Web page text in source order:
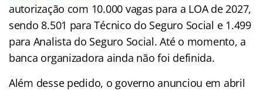
autorização com 10.000 vagas para a LOA de 2027,
sendo 8.501 para Técnico do Seguro Social e 1.499
para Analista do Seguro Social. Até o momento, a
banca organizadora ainda não foi definida.
Além desse pedido, o governo anunciou em abril